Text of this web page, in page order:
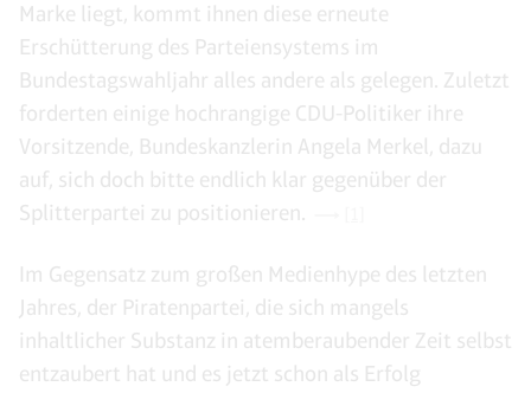
Marke liegt, kommt ihnen diese erneute
Erschütterung des Parteiensystems im
Bundestagswahljahr alles andere als gelegen. Zuletzt
forderten einige hochrangige CDU-Politiker ihre
Vorsitzende, Bundeskanzlerin Angela Merkel, dazu
auf, sich doch bitte endlich klar gegenüber der
Splitterpartei zu positionieren.
Im Gegensatz zum großen Medienhype des letzten
Jahres, der Piratenpartei, die sich mangels
inhaltlicher Substanz in atemberaubender Zeit selbst
entzaubert hat und es jetzt schon als Erfolg